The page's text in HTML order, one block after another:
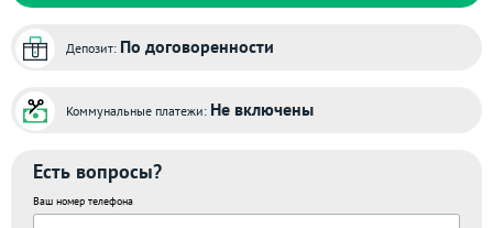
Депозит: По договоренности
Коммунальные платежи: Не включены
Есть вопросы?
Ваш номер телефона